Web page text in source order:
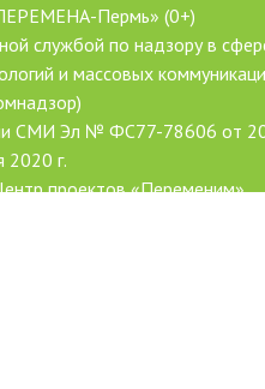
Пермь» (0+)
службой по надзору в
и массовых
СМИ Эл № ФС77-78606 от
2020 г.
проектов «Переменим»